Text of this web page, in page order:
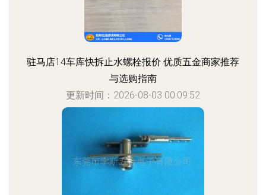
驻马店14车库快拆止水螺栓报价 优质五金商家推荐
与选购指南
更新时间：2026-08-03 00:09:52